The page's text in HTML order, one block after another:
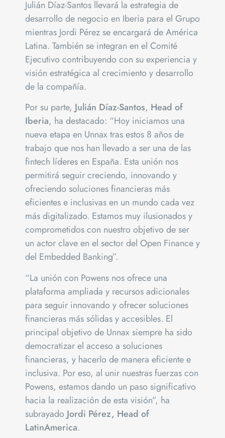
Julián Díaz-Santos llevará la estrategia de
desarrollo de negocio en Iberia para el Grupo
mientras Jordi Pérez se encargará de América
Latina. También se integran en el Comité
Ejecutivo contribuyendo con su experiencia y
visión estratégica al crecimiento y desarrollo
de la compañía.
Por su parte, Julián Díaz-Santos, Head of
Iberia, ha destacado: “Hoy iniciamos una
nueva etapa en Unnax tras estos 8 años de
trabajo que nos han llevado a ser una de las
fintech líderes en España. Esta unión nos
permitirá seguir creciendo, innovando y
ofreciendo soluciones financieras más
eficientes e inclusivas en un mundo cada vez
más digitalizado. Estamos muy ilusionados y
comprometidos con nuestro objetivo de ser
un actor clave en el sector del Open Finance y
del Embedded Banking”.
“La unión con Powens nos ofrece una
plataforma ampliada y recursos adicionales
para seguir innovando y ofrecer soluciones
financieras más sólidas y accesibles. El
principal objetivo de Unnax siempre ha sido
democratizar el acceso a soluciones
financieras, y hacerlo de manera eficiente e
inclusiva. Por eso, al unir nuestras fuerzas con
Powens, estamos dando un paso significativo
hacia la realización de esta visión”, ha
subrayado Jordi Pérez, Head of
LatinAmerica.